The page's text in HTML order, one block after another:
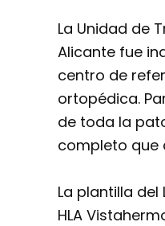
La Unidad de
Alicante fue
centro de
ortopédica.
de toda la
completo que
La plantilla
HLA